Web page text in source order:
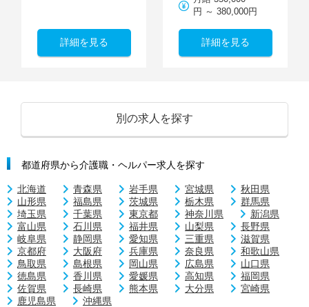
詳細を見る
円 ～ 380,000円
詳細を見る
別の求人を探す
都道府県から介護職・ヘルパー求人を探す
北海道 青森県 岩手県 宮城県
秋田県
山形県
福島県 茨城県 栃木県
群馬県
埼玉県
千葉県 東京都 神奈川県
新潟県
富山県
石川県 福井県 山梨県
長野県
岐阜県
静岡県 愛知県 三重県
滋賀県
京都府
大阪府 兵庫県 奈良県
和歌山県
鳥取県
島根県 岡山県 広島県
山口県
徳島県
香川県 愛媛県 高知県
福岡県
佐賀県
長崎県 熊本県 大分県
宮崎県
鹿児島県
沖縄県